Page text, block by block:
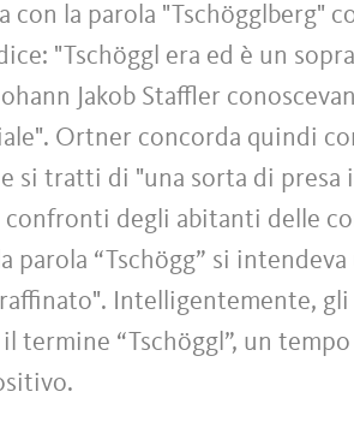
la parola "Tschögglberg"
"Tschöggl era ed è un
Jakob Staffler
Ortner concorda quindi
si tratti di "una sorta di presa
degli abitanti delle
parola “Tschögg” si intendeva
Intelligentemente,
termine “Tschöggl”, un